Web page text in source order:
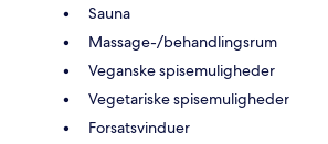
Sauna
Massage-/behandlingsrum
Veganske spisemuligheder
Vegetariske spisemuligheder
Forsatsvinduer